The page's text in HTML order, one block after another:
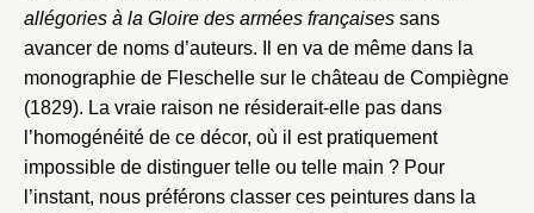
allégories à la Gloire des armées françaises sans
avancer de noms d’auteurs. Il en va de même dans la
monographie de Fleschelle sur le château de Compiègne
(1829). La vraie raison ne résiderait-elle pas dans
l’homogénéité de ce décor, où il est pratiquement
impossible de distinguer telle ou telle main ? Pour
l’instant, nous préférons classer ces peintures dans la